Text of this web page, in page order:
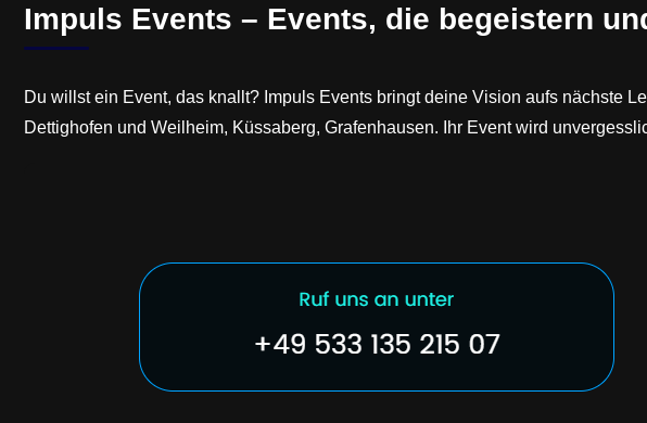
Impuls Events – Events, die begeistern
Du willst ein Event, das knallt? Impuls Events bringt deine Vision aufs nächste
Dettighofen und Weilheim, Küssaberg, Grafenhausen. Ihr Event wird